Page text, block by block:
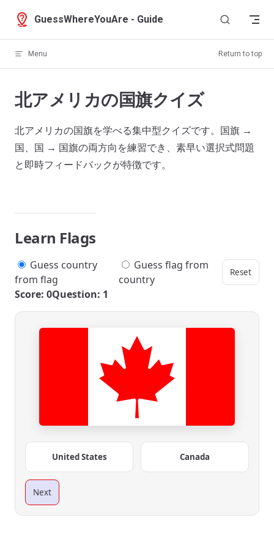
Skip to content
GuessWhereYouAre - Guide
Menu Return to top
北アメリカの国旗クイズ
北アメリカの国旗を学べる集中型クイズです。国旗 →
国、国 → 国旗の両方向を練習でき、素早い選択式問題
と即時フィードバックが特徴です。
Learn Flags
Guess country
from flag
Guess flag from
country
Reset
Score: 0Question: 1
United States Canada
Next